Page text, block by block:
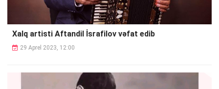
Xalq artisti Aftandil İsrafilov vəfat edib
29 Aprel 2023, 12:00